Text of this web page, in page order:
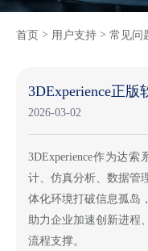
首页 > 用户支持 > 常见问
3DExperience正版
2026-03-02
3DExperience作为达
计、仿真分析、数据管
体化环境打破信息孤岛
助力企业加速创新进程
流程支撑。